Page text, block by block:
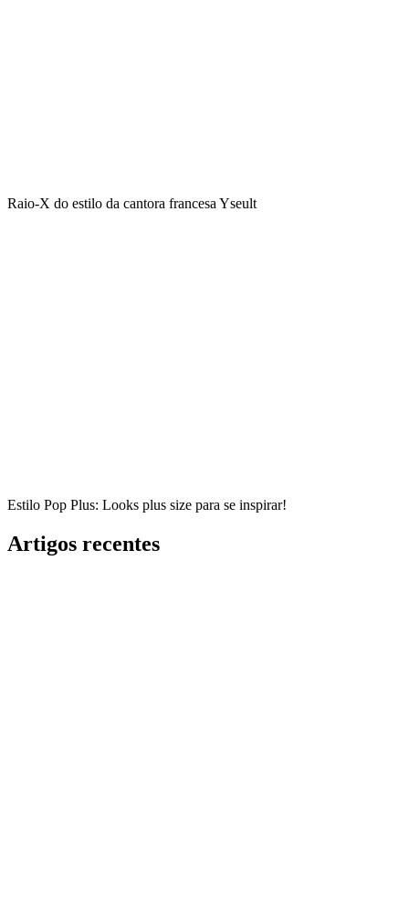
Raio-X do estilo da cantora francesa Yseult
Estilo Pop Plus: Looks plus size para se inspirar!
Artigos recentes